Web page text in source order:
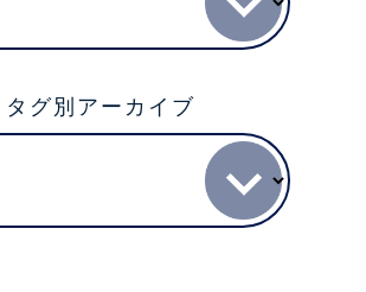
タグ別アーカイブ